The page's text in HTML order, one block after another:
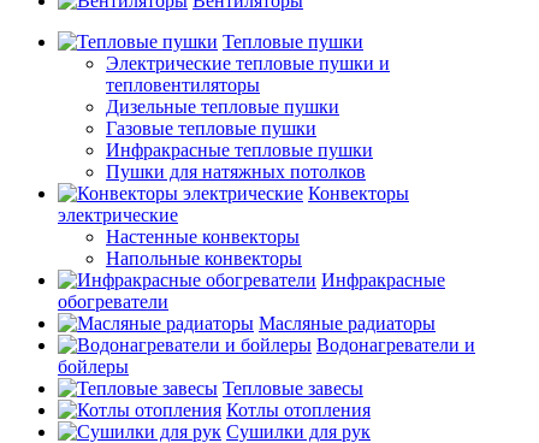
Тепловые пушки
Электрические тепловые пушки и
тепловентиляторы
Дизельные тепловые пушки
Газовые тепловые пушки
Инфракрасные тепловые пушки
Пушки для натяжных потолков
Конвекторы
электрические
Настенные конвекторы
Напольные конвекторы
Инфракрасные
обогреватели
Масляные радиаторы
Водонагреватели и
бойлеры
Тепловые завесы
Котлы отопления
Сушилки для рук